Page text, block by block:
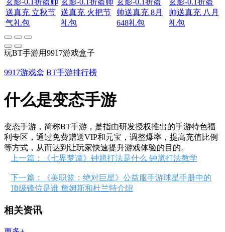
玄影-0.1折盗帅
送真充 立秋节
气礼包
玄影-0.1折盗帅
送真充 火把节
礼包
玄影-0.1折盗
帅送真充 8月
648礼包
玄影-0.1折盗
帅送真充 八月
礼包
玩BT手游用9917游戏盒子
9917游戏盒 BT手游排行榜
什么是变态手游
变态手游，简称BT手游，是指由研发授权推出的手游特色福
利专区，通过免费赠送VIP和元宝，调整爆率，提高充值比例
等方式，从而达到让玩家快速提升游戏体验的目的。
上一篇：《七界梦谭》钟馗打法是什么 钟馗打法教学
下一篇：《美职篮：绝对巨星》公益服手游球星手册中的
顶级锋位是谁 詹姆斯和杜兰特介绍
相关资讯